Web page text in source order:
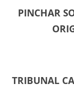
PINCHAR
TRIBUNAL